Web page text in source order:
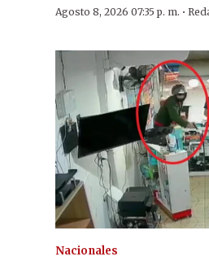
Agosto 8, 2026 07:35 p. m. ·
Nacionales